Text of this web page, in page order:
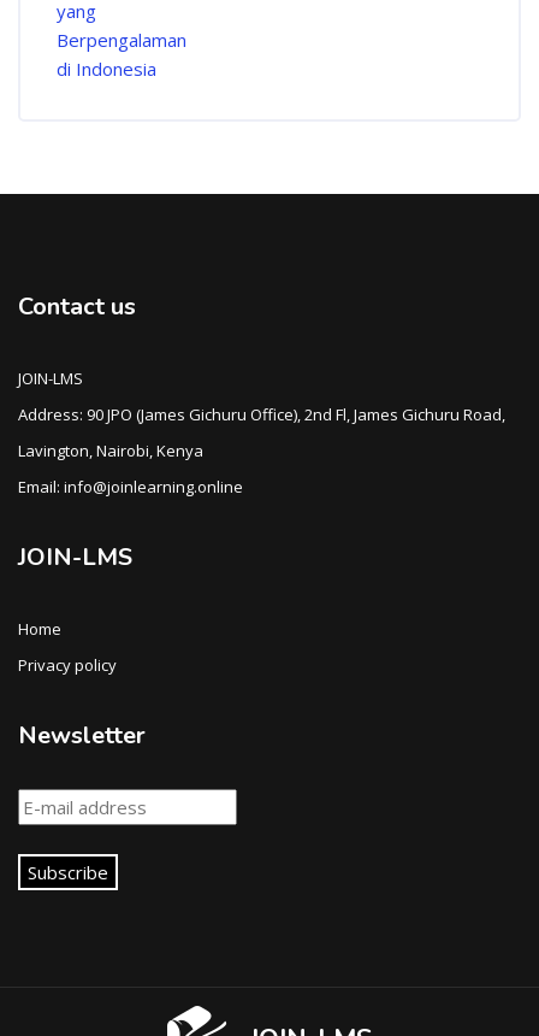
Contact us
JOIN-LMS
Address: 90 JPO (James Gichuru Office), 2nd Fl, James Gichuru Road,
Lavington, Nairobi, Kenya
Email: info@joinlearning.online
JOIN-LMS
Home
Privacy policy
Newsletter
Subscribe